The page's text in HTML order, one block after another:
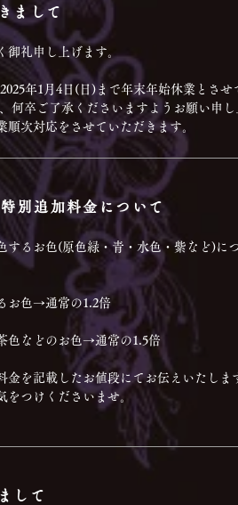
まして
御礼申し上げます。
年1月4日(日)まで年末年始休業とさせ
何卒ご了承くださいますようお願い申し
順次対応をさせていただきます。
別追加料金について
するお色(原色緑・青・水色・紫など)に
お色→通常の1.2倍
色などのお色→通常の1.5倍
金を記載したお値段にてお伝えいたしま
をつけくださいませ。
して